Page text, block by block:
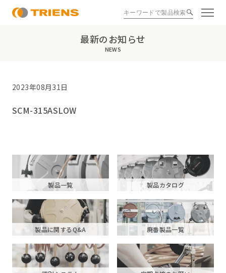
最新のお知らせ
NEWS
2023年08月31日
SCM-315ASLOW
製品一覧 製品カタログ
製品に関するQ&A 廃番製品一覧